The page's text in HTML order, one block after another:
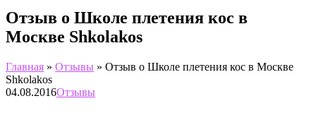
Отзыв о Школе плетения кос в
Москве Shkolakos
Главная » Отзывы » Отзыв о Школе плетения кос в Москве
Shkolakos
04.08.2016Отзывы